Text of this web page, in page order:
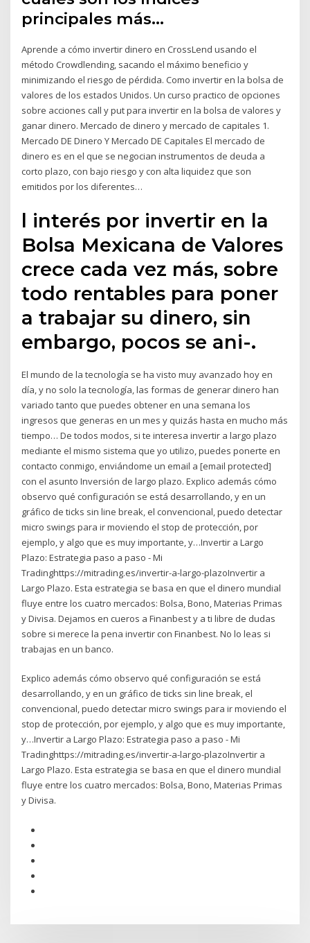
principales más…
Aprende a cómo invertir dinero en CrossLend usando el
método Crowdlending, sacando el máximo beneficio y
minimizando el riesgo de pérdida. Como invertir en la bolsa de
valores de los estados Unidos. Un curso practico de opciones
sobre acciones call y put para invertir en la bolsa de valores y
ganar dinero. Mercado de dinero y mercado de capitales 1.
Mercado DE Dinero Y Mercado DE Capitales El mercado de
dinero es en el que se negocian instrumentos de deuda a
corto plazo, con bajo riesgo y con alta liquidez que son
emitidos por los diferentes…
l interés por invertir en la
Bolsa Mexicana de Valores
crece cada vez más, sobre
todo rentables para poner
a trabajar su dinero, sin
embargo, pocos se ani-.
El mundo de la tecnología se ha visto muy avanzado hoy en
día, y no solo la tecnología, las formas de generar dinero han
variado tanto que puedes obtener en una semana los
ingresos que generas en un mes y quizás hasta en mucho más
tiempo… De todos modos, si te interesa invertir a largo plazo
mediante el mismo sistema que yo utilizo, puedes ponerte en
contacto conmigo, enviándome un email a [email protected]
con el asunto Inversión de largo plazo. Explico además cómo
observo qué configuración se está desarrollando, y en un
gráfico de ticks sin line break, el convencional, puedo detectar
micro swings para ir moviendo el stop de protección, por
ejemplo, y algo que es muy importante, y…Invertir a Largo
Plazo: Estrategia paso a paso - Mi
Tradinghttps://mitrading.es/invertir-a-largo-plazoInvertir a
Largo Plazo. Esta estrategia se basa en que el dinero mundial
fluye entre los cuatro mercados: Bolsa, Bono, Materias Primas
y Divisa. Dejamos en cueros a Finanbest y a ti libre de dudas
sobre si merece la pena invertir con Finanbest. No lo leas si
trabajas en un banco.
Explico además cómo observo qué configuración se está
desarrollando, y en un gráfico de ticks sin line break, el
convencional, puedo detectar micro swings para ir moviendo el
stop de protección, por ejemplo, y algo que es muy importante,
y…Invertir a Largo Plazo: Estrategia paso a paso - Mi
Tradinghttps://mitrading.es/invertir-a-largo-plazoInvertir a
Largo Plazo. Esta estrategia se basa en que el dinero mundial
fluye entre los cuatro mercados: Bolsa, Bono, Materias Primas
y Divisa.